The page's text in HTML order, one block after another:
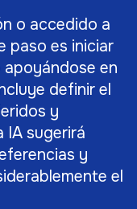
o accedido a
paso es iniciar
en
definir el
y
IA sugerirá
y
el